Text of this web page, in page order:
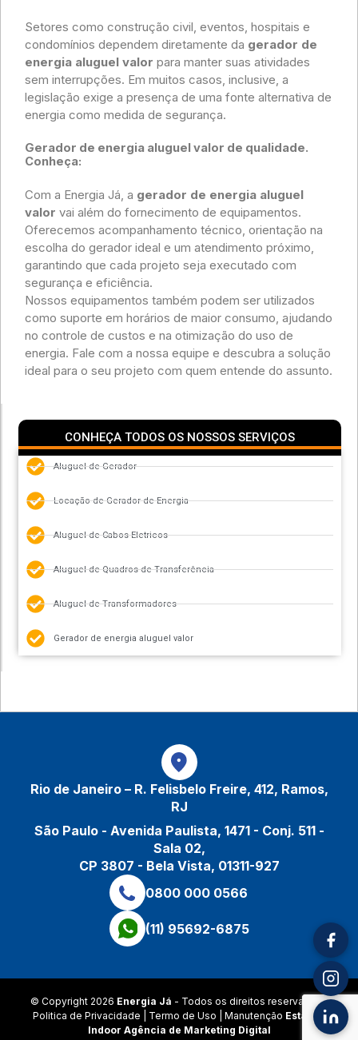
Setores como construção civil, eventos, hospitais e
condomínios dependem diretamente da gerador de
energia aluguel valor para manter suas atividades
sem interrupções. Em muitos casos, inclusive, a
legislação exige a presença de uma fonte alternativa de
energia como medida de segurança.
Gerador de energia aluguel valor de qualidade.
Conheça:
Com a Energia Já, a gerador de energia aluguel
valor vai além do fornecimento de equipamentos.
Oferecemos acompanhamento técnico, orientação na
escolha do gerador ideal e um atendimento próximo,
garantindo que cada projeto seja executado com
segurança e eficiência.
Nossos equipamentos também podem ser utilizados
como suporte em horários de maior consumo, ajudando
no controle de custos e na otimização do uso de
energia. Fale com a nossa equipe e descubra a solução
ideal para o seu projeto com quem entende do assunto.
CONHEÇA TODOS OS NOSSOS SERVIÇOS
Aluguel de Gerador
Locação de Gerador de Energia
Aluguel de Cabos Eletricos
Aluguel de Quadros de Transferência
Aluguel de Transformadores
Gerador de energia aluguel valor
Rio de Janeiro – R. Felisbelo Freire, 412, Ramos,
RJ
São Paulo - Avenida Paulista, 1471 - Conj. 511 -
Sala 02,
CP 3807 - Bela Vista, 01311-927
0800 000 0566
(11) 95692-6875
© Copyright 2026 Energia Já - Todos os direitos reservados |
Politica de Privacidade
Termo de Uso | Manutenção Estação
Indoor Agência de Marketing Digital